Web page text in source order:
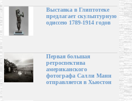
Выставка в Глиптотеке
предлагает скульптурную
одиссею 1789-1914 годов
Первая большая
ретроспектива
американского
фотографа Салли Манн
отправляется в Хьюстон